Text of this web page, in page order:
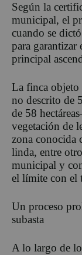
Según la
municipal, el
cuando se
para garantizar
principal
La finca objeto
no descrito de
de 58
vegetación de
zona conocida
linda, entre
municipal y
el límite con el
Un proceso
subasta
A lo largo de